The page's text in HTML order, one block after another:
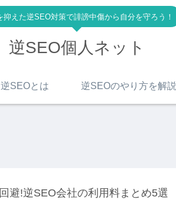
抑えた逆SEO対策で誹謗中傷から自分を守ろう！
逆SEO個人ネット
逆SEOとは 逆SEOのやり方を解説
避!逆SEO会社の利用料まとめ5選